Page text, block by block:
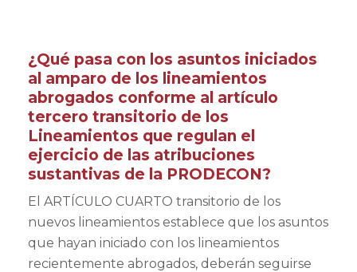
¿Qué pasa con los asuntos iniciados
al amparo de los lineamientos
abrogados conforme al artículo
tercero transitorio de los
Lineamientos que regulan el
ejercicio de las atribuciones
sustantivas de la PRODECON?
El ARTÍCULO CUARTO transitorio de los
nuevos lineamientos establece que los asuntos
que hayan iniciado con los lineamientos
recientemente abrogados, deberán seguirse